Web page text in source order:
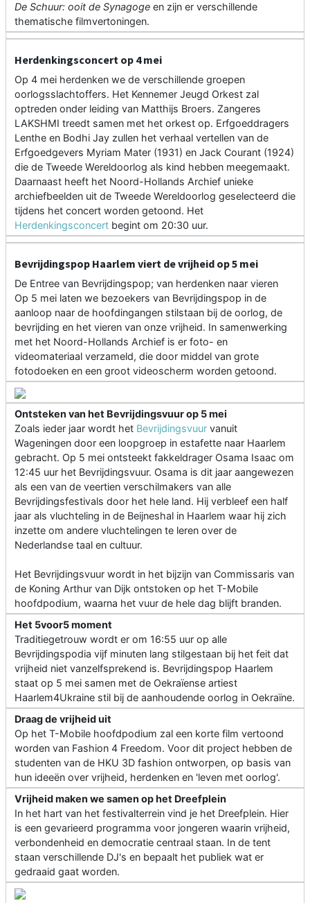
De Schuur: ooit de Synagoge en zijn er verschillende
thematische filmvertoningen.
Herdenkingsconcert op 4 mei
Op 4 mei herdenken we de verschillende groepen
oorlogsslachtoffers. Het Kennemer Jeugd Orkest zal
optreden onder leiding van Matthijs Broers. Zangeres
LAKSHMI treedt samen met het orkest op. Erfgoeddragers
Lenthe en Bodhi Jay zullen het verhaal vertellen van de
Erfgoedgevers Myriam Mater (1931) en Jack Courant (1924)
die de Tweede Wereldoorlog als kind hebben meegemaakt.
Daarnaast heeft het Noord-Hollands Archief unieke
archiefbeelden uit de Tweede Wereldoorlog geselecteerd die
tijdens het concert worden getoond. Het
Herdenkingsconcert begint om 20:30 uur.
Bevrijdingspop Haarlem viert de vrijheid op 5 mei
De Entree van Bevrijdingspop; van herdenken naar vieren
Op 5 mei laten we bezoekers van Bevrijdingspop in de
aanloop naar de hoofdingangen stilstaan bij de oorlog, de
bevrijding en het vieren van onze vrijheid. In samenwerking
met het Noord-Hollands Archief is er foto- en
videomateriaal verzameld, die door middel van grote
fotodoeken en een groot videoscherm worden getoond.
Ontsteken van het Bevrijdingsvuur op 5 mei
Zoals ieder jaar wordt het Bevrijdingsvuur vanuit
Wageningen door een loopgroep in estafette naar Haarlem
gebracht. Op 5 mei ontsteekt fakkeldrager Osama Isaac om
12:45 uur het Bevrijdingsvuur. Osama is dit jaar aangewezen
als een van de veertien verschilmakers van alle
Bevrijdingsfestivals door het hele land. Hij verbleef een half
jaar als vluchteling in de Beijneshal in Haarlem waar hij zich
inzette om andere vluchtelingen te leren over de
Nederlandse taal en cultuur.
Het Bevrijdingsvuur wordt in het bijzijn van Commissaris van
de Koning Arthur van Dijk ontstoken op het T-Mobile
hoofdpodium, waarna het vuur de hele dag blijft branden.
Het 5voor5 moment
Traditiegetrouw wordt er om 16:55 uur op alle
Bevrijdingspodia vijf minuten lang stilgestaan bij het feit dat
vrijheid niet vanzelfsprekend is. Bevrijdingspop Haarlem
staat op 5 mei samen met de Oekraïense artiest
Haarlem4Ukraine stil bij de aanhoudende oorlog in Oekraïne.
Draag de vrijheid uit
Op het T-Mobile hoofdpodium zal een korte film vertoond
worden van Fashion 4 Freedom. Voor dit project hebben de
studenten van de HKU 3D fashion ontworpen, op basis van
hun ideeën over vrijheid, herdenken en 'leven met oorlog'.
Vrijheid maken we samen op het Dreefplein
In het hart van het festivalterrein vind je het Dreefplein. Hier
is een gevarieerd programma voor jongeren waarin vrijheid,
verbondenheid en democratie centraal staan. In de tent
staan verschillende DJ's en bepaalt het publiek wat er
gedraaid gaat worden.